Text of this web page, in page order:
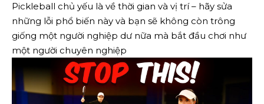
Pickleball chủ yếu là về thời gian và vị trí – hãy sửa
những lỗi phổ biến này và bạn sẽ không còn trông
giống một người nghiệp dư nữa mà bắt đầu chơi như
một người chuyên nghiệp